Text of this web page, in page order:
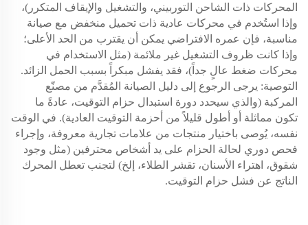
المحركات ذات الشاحن التوربيني، والتشغيل والإيقاف المتكرر)،
وإذا استُخدم في محركات عادية ذات تحميل منخفض مع صيانة
مناسبة، فإن عمره الافتراضي يمكن أن يقترب من الحد الأعلى؛
وإذا كانت ظروف التشغيل غير ملائمة (مثل الاستخدام في
محركات ضغط عالٍ جداً)، فقد يفشل مبكراً بسبب الحمل الزائد.
التوصية: يرجى الرجوع إلى دليل الصيانة المُقدَّم من مصنّع
المركبة (والذي سيحدد دورة استبدال حزام التوقيت، عادةً ما
تكون مماثلة أو أطول قليلاً من أحزمة التوقيت العادية). في الوقت
نفسه، يُوصى باختيار منتجات من علامات تجارية معروفة، وإجراء
فحص دوري لحالة الحزام على يد أشخاص محترفين (مثل وجود
شقوق، اهتراء الأسنان، تقشر الطلاء، إلخ) لتجنب تعطل المحرك
الناتج عن فشل حزام التوقيت.